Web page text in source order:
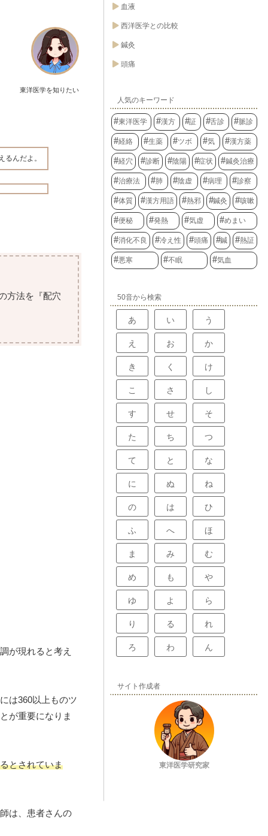
東洋医学を知りたい
んだよ。
方法を『配穴
が現れると考え
は360以上ものツ
が重要になりま
とされていま
は、患者さんの
血液
西洋医学との比較
鍼灸
頭痛
人気のキーワード
東洋医学 漢方 証 舌診 脈診
経絡 生薬 ツボ 気 漢方薬
経穴 診断 陰陽 症状 鍼灸治療
治療法 肺 陰虚 病理 診察
体質 漢方用語 熱邪 鍼灸 咳嗽
便秘 発熱 気虚 めまい
消化不良 冷え性 頭痛 鍼 熱証
悪寒 不眠 気血
50音から検索
あ い う
え お か
き く け
こ さ し
す せ そ
た ち つ
て と な
に ぬ ね
の は ひ
ふ へ ほ
ま み む
め も や
ゆ よ ら
り る れ
ろ わ ん
サイト作成者
東洋医学研究家